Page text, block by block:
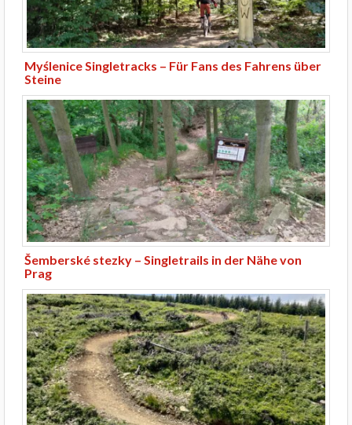
Myślenice Singletracks – Für Fans des Fahrens über
Steine
Šemberské stezky – Singletrails in der Nähe von
Prag